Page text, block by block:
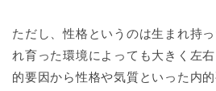
ただし、性格というのは生まれ持
れ育った環境によっても大きく左
的要因から性格や気質といった内